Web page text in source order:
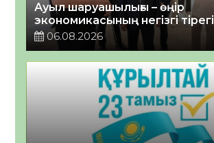
Ауыл шаруашылығы – өңір
экономикасының негізгі тірегі
06.08.2026